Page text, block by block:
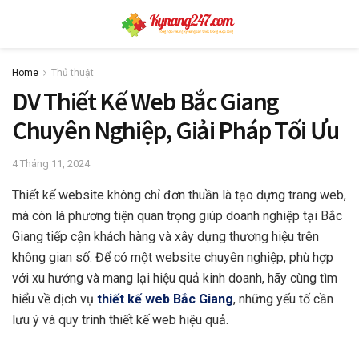
Home Thủ thuật
DV Thiết Kế Web Bắc Giang
Chuyên Nghiệp, Giải Pháp Tối Ưu
4 Tháng 11, 2024
Thiết kế website không chỉ đơn thuần là tạo dựng trang web,
mà còn là phương tiện quan trọng giúp doanh nghiệp tại Bắc
Giang tiếp cận khách hàng và xây dựng thương hiệu trên
không gian số. Để có một website chuyên nghiệp, phù hợp
với xu hướng và mang lại hiệu quả kinh doanh, hãy cùng tìm
hiểu về dịch vụ thiết kế web Bắc Giang, những yếu tố cần
lưu ý và quy trình thiết kế web hiệu quả.